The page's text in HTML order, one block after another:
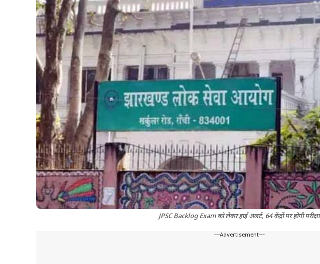
JPSC Backlog Exam को लेकर हाई अलर्ट, 64 केंद्रों पर होगी परीक्षा
---Advertisement---